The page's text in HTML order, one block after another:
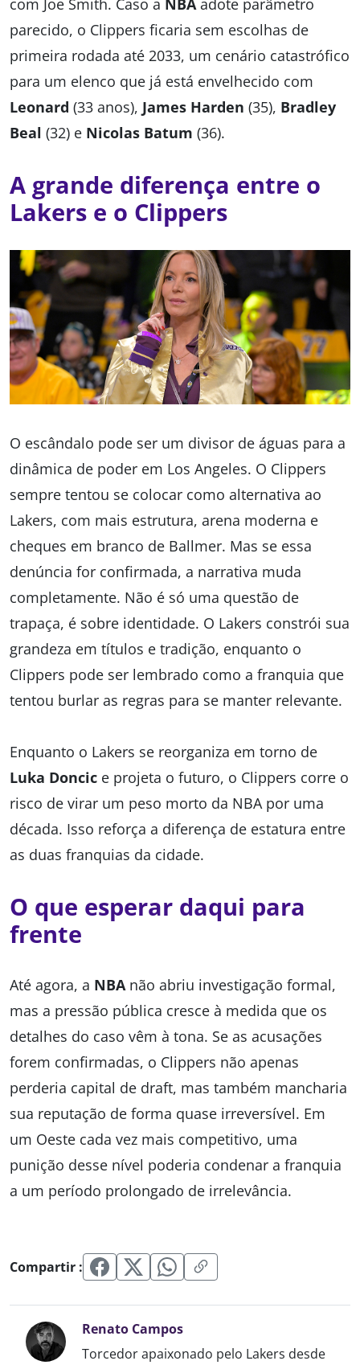
com Joe Smith. Caso a NBAadote parâmetro
parecido, o Clippers ficaria sem escolhas de
primeira rodada até 2033, um cenário catastrófico
para um elenco que já está envelhecido com
Leonard (33 anos), James Harden (35), Bradley
Beal (32) e Nicolas Batum (36).
A grande diferença entre o
Lakers e o Clippers
O escândalo pode ser um divisor de águas para a
dinâmica de poder em Los Angeles. O Clippers
sempre tentou se colocar como alternativa ao
Lakers, com mais estrutura, arena moderna e
cheques em branco de Ballmer. Mas se essa
denúncia for confirmada, a narrativa muda
completamente. Não é só uma questão de
trapaça, é sobre identidade. O Lakers constrói sua
grandeza em títulos e tradição, enquanto o
Clippers pode ser lembrado como a franquia que
tentou burlar as regras para se manter relevante.
Enquanto o Lakers se reorganiza em torno de
Luka Doncic e projeta o futuro, o Clippers corre o
risco de virar um peso morto da NBA por uma
década. Isso reforça a diferença de estatura entre
as duas franquias da cidade.
O que esperar daqui para
frente
Até agora, a NBA não abriu investigação formal,
mas a pressão pública cresce à medida que os
detalhes do caso vêm à tona. Se as acusações
forem confirmadas, o Clippers não apenas
perderia capital de draft, mas também mancharia
sua reputação de forma quase irreversível. Em
um Oeste cada vez mais competitivo, uma
punição desse nível poderia condenar a franquia
a um período prolongado de irrelevância.
Compartir :
Renato Campos
Torcedor apaixonado pelo Lakers desde